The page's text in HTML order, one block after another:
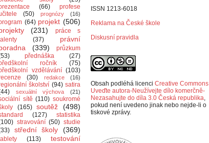
(66)
profese
(50) prognózy (16)
(64) projekt (506)
(231)
práce s
(37)
právní
(339)
průzkum
přednáška
(27)
ročník
(75)
vzdělávání (103)
(30) redakce (16)
školství (94) satira
sexuální výchova (21)
sítě (110) soukromé
(165) soutěž (498)
(127)
statistika
stravování (50) studie
střední školy (369)
(113)
testování
ISSN 1213-6018
Reklama na České škole
Diskusní pravidla
Obsah podléhá licenci Creative Commons
Uveďte autora-Neužívejte dílo komerčně-
Nezasahujte do díla 3.0 Česká republika
pokud není uvedeno jinak nebo nejde-li o
tiskové zprávy.